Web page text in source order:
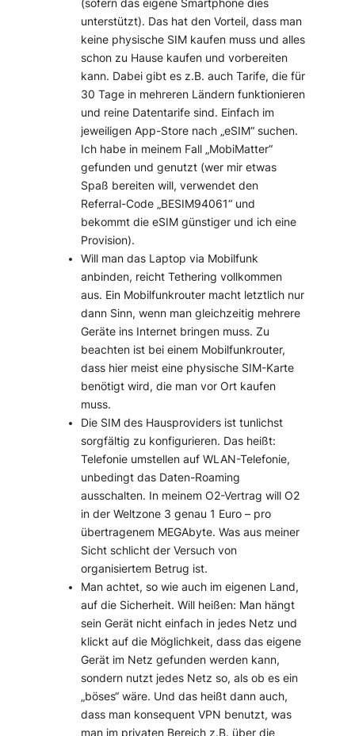
(sofern das eigene Smartphone dies
unterstützt). Das hat den Vorteil, dass man
keine physische SIM kaufen muss und alles
schon zu Hause kaufen und vorbereiten
kann. Dabei gibt es z.B. auch Tarife, die für
30 Tage in mehreren Ländern funktionieren
und reine Datentarife sind. Einfach im
jeweiligen App-Store nach „eSIM“ suchen.
Ich habe in meinem Fall „MobiMatter“
gefunden und genutzt (wer mir etwas
Spaß bereiten will, verwendet den
Referral-Code „BESIM94061“ und
bekommt die eSIM günstiger und ich eine
Provision).
Will man das Laptop via Mobilfunk
anbinden, reicht Tethering vollkommen
aus. Ein Mobilfunkrouter macht letztlich nur
dann Sinn, wenn man gleichzeitig mehrere
Geräte ins Internet bringen muss. Zu
beachten ist bei einem Mobilfunkrouter,
dass hier meist eine physische SIM-Karte
benötigt wird, die man vor Ort kaufen
muss.
Die SIM des Hausproviders ist tunlichst
sorgfältig zu konfigurieren. Das heißt:
Telefonie umstellen auf WLAN-Telefonie,
unbedingt das Daten-Roaming
ausschalten. In meinem O2-Vertrag will O2
in der Weltzone 3 genau 1 Euro – pro
übertragenem MEGAbyte. Was aus meiner
Sicht schlicht der Versuch von
organisiertem Betrug ist.
Man achtet, so wie auch im eigenen Land,
auf die Sicherheit. Will heißen: Man hängt
sein Gerät nicht einfach in jedes Netz und
klickt auf die Möglichkeit, dass das eigene
Gerät im Netz gefunden werden kann,
sondern nutzt jedes Netz so, als ob es ein
„böses“ wäre. Und das heißt dann auch,
dass man konsequent VPN benutzt, was
man im privaten Bereich z.B. über die